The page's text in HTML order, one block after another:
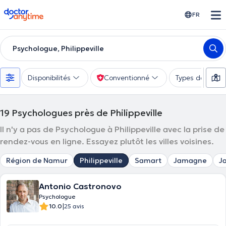
doctoranytime FR
Psychologue, Philippeville
Disponibilités Conventionné Types de
19 Psychologues près de Philippeville
Il n'y a pas de Psychologue à Philippeville avec la prise de
rendez-vous en ligne. Essayez plutôt les villes voisines.
Région de Namur Philippeville Samart Jamagne
Antonio Castronovo
Psychologue
10.0|25 avis